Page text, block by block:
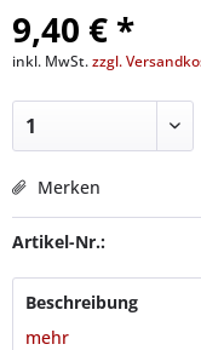
9,40 € *
inkl. MwSt.zzgl.
Merken
Artikel-Nr.:
Beschreibung
mehr